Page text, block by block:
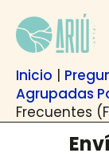
contingut
Inicio |
Agrupadas
Frecuentes